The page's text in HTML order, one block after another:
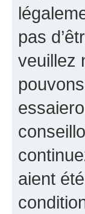
pas
veuillez
aient